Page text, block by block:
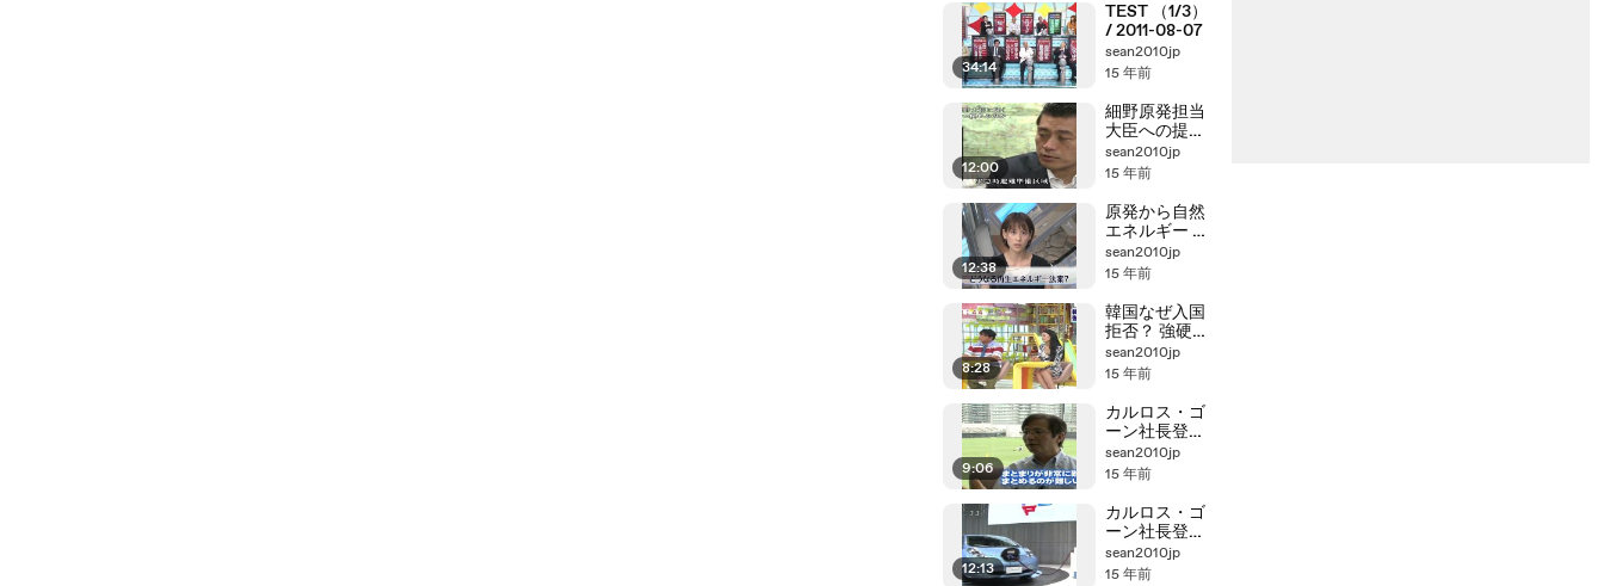
34:14
TEST （1/3）
/ 2011-08-07
sean2010jp
15 年前
12:00
細野原発担当
大臣への提案
（2/2）／チェ
ルノブイリの
sean2010jp
15 年前
12:38
原発から自然
エネルギー 孫
正義社長に問
う
sean2010jp
15 年前
8:28
韓国なぜ入国
拒否？ 強硬姿
勢の裏に大統
領選！？
sean2010jp
15 年前
9:06
カルロス・ゴ
ーン社長登場
ニッポン復活
の“秘策” (2/2)
sean2010jp
15 年前
12:13
カルロス・ゴ
ーン社長登場
ニッポン復活
の“秘策” (1/2)
sean2010jp
15 年前